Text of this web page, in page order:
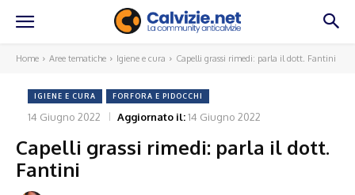
Home Aree tematiche Igiene e cura Capelli grassi rimedi: parla il dott. Fantini
IGIENE E CURA FORFORA E PIDOCCHI
14 Giugno 2022 Aggiornato il:14 Giugno 2022
Capelli grassi rimedi: parla il dott.
Fantini